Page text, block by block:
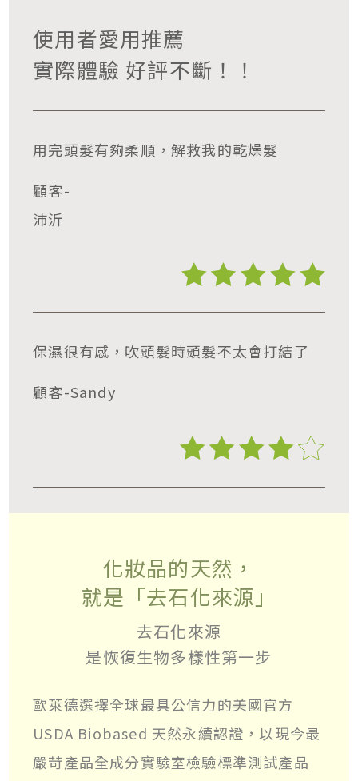
使用者愛用推薦
實際體驗 好評不斷！！
用完頭髮有夠柔順，解救我的乾燥髮
顧客-
沛沂
保濕很有感，吹頭髮時頭髮不太會打結了
顧客-Sandy
化妝品的天然，
就是「去石化來源」
去石化來源
是恢復生物多樣性第一步
歐萊德選擇全球最具公信力的美國官方
USDA Biobased 天然永續認證，以現今最
嚴苛產品全成分實驗室檢驗標準測試產品